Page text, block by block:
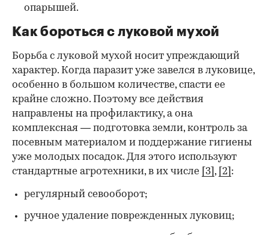
опарышей.
Как бороться с луковой мухой
Борьба с луковой мухой носит упреждающий
характер. Когда паразит уже завелся в луковице,
особенно в большом количестве, спасти ее
крайне сложно. Поэтому все действия
направлены на профилактику, а она
комплексная — подготовка земли, контроль за
посевным материалом и поддержание гигиены
уже молодых посадок. Для этого используют
стандартные агротехники, в их числе
[3] , [2] :
регулярный севооборот;
ручное удаление поврежденных луковиц;